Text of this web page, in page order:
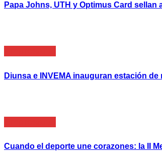
Papa Johns, UTH y Optimus Card
Diunsa e INVEMA inauguran estación de
Cuando el deporte une corazones: la II